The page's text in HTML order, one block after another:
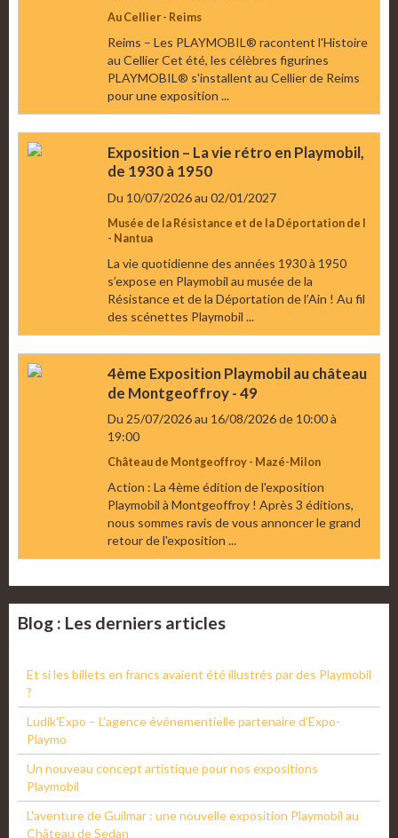
Au Cellier - Reims
Reims – Les PLAYMOBIL® racontent l'Histoire
au Cellier Cet été, les célèbres figurines
PLAYMOBIL® s'installent au Cellier de Reims
pour une exposition ...
Exposition – La vie rétro en Playmobil,
de 1930 à 1950
Du 10/07/2026au 02/01/2027
Musée de la Résistance et de la Déportation de l
- Nantua
La vie quotidienne des années 1930 à 1950
s’expose en Playmobil au musée de la
Résistance et de la Déportation de l’Ain ! Au fil
des scénettes Playmobil ...
4ème Exposition Playmobil au château
de Montgeoffroy - 49
Du 25/07/2026au 16/08/2026de 10:00à
19:00
Château de Montgeoffroy - Mazé-Milon
Action : La 4ème édition de l'exposition
Playmobil à Montgeoffroy ! Après 3 éditions,
nous sommes ravis de vous annoncer le grand
retour de l'exposition ...
Blog : Les derniers articles
Et si les billets en francs avaient été illustrés par des Playmobil
?
Ludik'Expo – L'agence événementielle partenaire d'Expo-
Playmo
Un nouveau concept artistique pour nos expositions
Playmobil
L'aventure de Guilmar : une nouvelle exposition Playmobil au
Château de Sedan